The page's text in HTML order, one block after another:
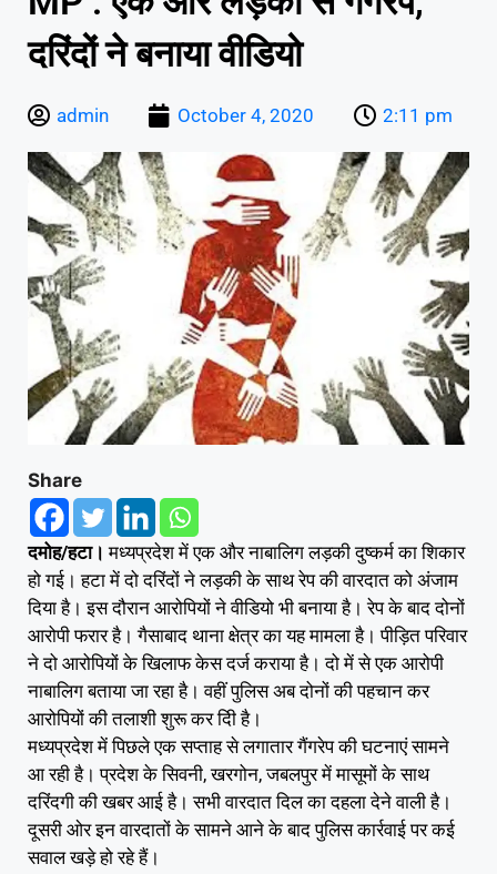
दरिंदों ने बनाया वीडियो
admin October 4, 2020 2:11 pm
Share
दमोह/हटा। मध्यप्रदेश में एक और नाबालिग लड़की दुष्कर्म का शिकार
हो गई। हटा में दो दरिंदों ने लड़की के साथ रेप की वारदात को अंजाम
दिया है। इस दौरान आरोपियों ने वीडियो भी बनाया है। रेप के बाद दोनों
आरोपी फरार है। गैसाबाद थाना क्षेत्र का यह मामला है। पीड़ित परिवार
ने दो आरोपियों के खिलाफ केस दर्ज कराया है। दो में से एक आरोपी
नाबालिग बताया जा रहा है। वहीं पुलिस अब दोनों की पहचान कर
आरोपियों की तलाशी शुरू कर दिी है।
मध्यप्रदेश में पिछले एक सप्ताह से लगातार गैंगरेप की घटनाएं सामने
आ रही है। ​प्रदेश के सिवनी, खरगोन, जबलपुर में मासूमों के साथ
दरिंदगी की खबर आई है। सभी वारदात दिल का दहला देने वाली है।
दूसरी ओर इन वारदातों के सामने आने के बाद पुलिस कार्रवाई पर कई
सवाल खड़े हो रहे हैं।